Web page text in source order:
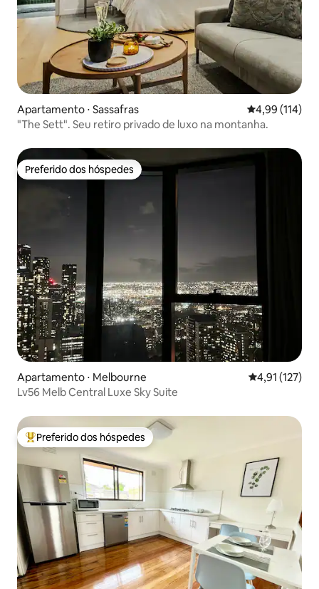
Apartamento ⋅ Sassafras 4,99 de uma
4,99 (114)
"The Sett". Seu retiro privado de luxo na montanha.
Preferido dos hóspedes
Preferido dos hóspedes
Apartamento ⋅ Melbourne 4,91 de uma
4,91 (127)
Lv56 Melb Central Luxe Sky Suite
Entre os melhores preferidos dos hóspedes
Preferido dos hóspedes